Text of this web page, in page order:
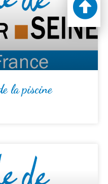
la piscine